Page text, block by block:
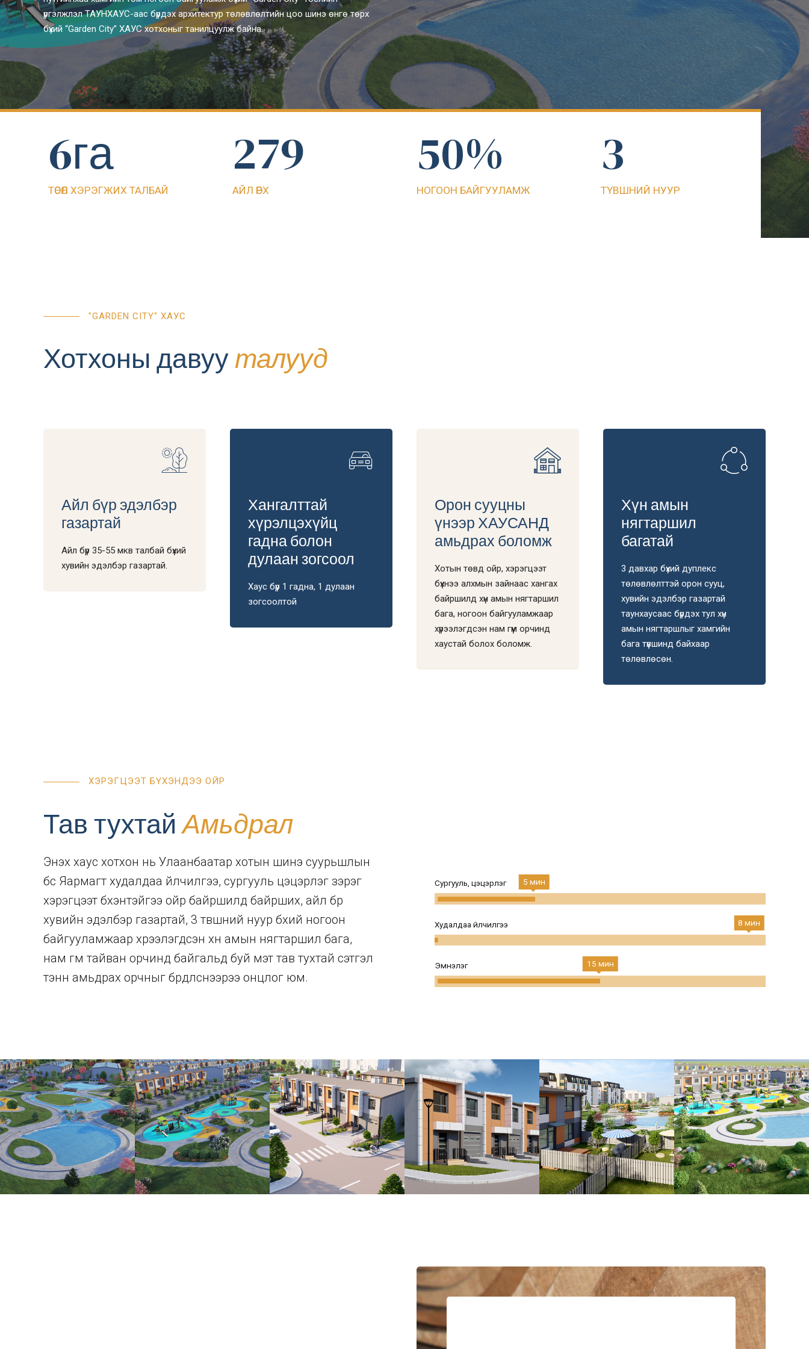
үргэлжлэл ТАУНХАУС-аас бүрдэх архитектур төлөвлөлтийн цоо шинэ өнгө төрх
бүхий “Garden City” ХАУС хотхоныг танилцуулж байна.
4
5
6
7
9
0
га
ТӨСӨЛ ХЭРЭГЖИХ ТАЛБАЙ
0
1
2
3
6
7
9
0
5
6
7
8
7
8
9
АЙЛ ӨРХ
3
4
5
6
8
9
0%
НОГООН БАЙГУУЛАМЖ
1
2
3
4
8
0
ТҮВШНИЙ НУУР
"GARDEN CITY" ХАУС
Хотхоны давууталууд
Айл бүр эдэлбэр
газартай
Айл бүр 35-55 мкв талбай бүхий
хувийн эдэлбэр газартай.
Хангалттай
хүрэлцэхүйц
гадна болон
дулаан зогсоол
Хаус бүр 1 гадна, 1 дулаан
зогсоолтой
Орон сууцны
үнээр ХАУСАНД
амьдрах боломж
Хотын төвд ойр, хэрэгцээт
бүхнээ алхмын зайнаас хангах
байршилд хүн амын нягтаршил
бага, ногоон байгууламжаар
хүрээлэгдсэн нам гүм орчинд
хаустай болох боломж.
Хүн амын
нягтаршил
багатай
3 давхар бүхий дуплекс
төлөвлөлттэй орон сууц,
хувийн эдэлбэр газартай
таунхаусаас бүрдэх тул хүн
амын нягтаршлыг хамгийн
бага түвшинд байхаар
төлөвлөсөн.
ХЭРЭГЦЭЭТ БҮХЭНДЭЭ ОЙР
Тав тухтайАмьдрал
Энэхүү хаус хотхон нь Улаанбаатар хотын шинэ суурьшлын
бүс Яармагт худалдаа үйлчилгээ, сургууль цэцэрлэг зэрэг
хэрэгцээт бүхэнтэйгээ ойр байршилд байрших, айл бүр
хувийн эдэлбэр газартай, 3 түвшний нуур бүхий ногоон
байгууламжаар хүрээлэгдсэн хүн амын нягтаршил бага,
нам гүм тайван орчинд байгальд буй мэт тав тухтай сэтгэл
тэнүүн амьдрах орчныг бүрдүүлснээрээ онцлог юм.
Сургууль, цэцэрлэг 5 мин
Худалдаа үйлчилгээ 8 мин
Эмнэлэг 15 мин